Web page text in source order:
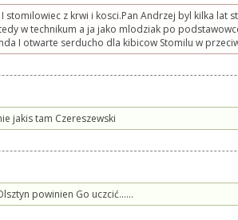
stomilowiec z krwi i kosci.Pan Andrzej byl kilka lat
w technikum a ja jako mlodziak po
I otwarte serducho dla kibicow Stomilu w
jakis tam Czereszewski
powinien Go uczcić......